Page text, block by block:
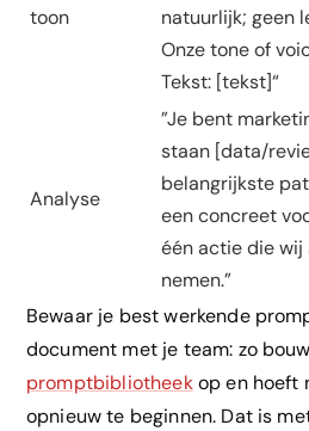
toon
natuurlijk; geen
Onze tone of
Tekst: [tekst]“
Analyse
”Je bent
staan [data/
belangrijkste
een concreet
één actie die wij
nemen.”
Bewaar je best werkende
document met je team: zo
promptbibliotheekop en hoeft
opnieuw te beginnen. Dat is